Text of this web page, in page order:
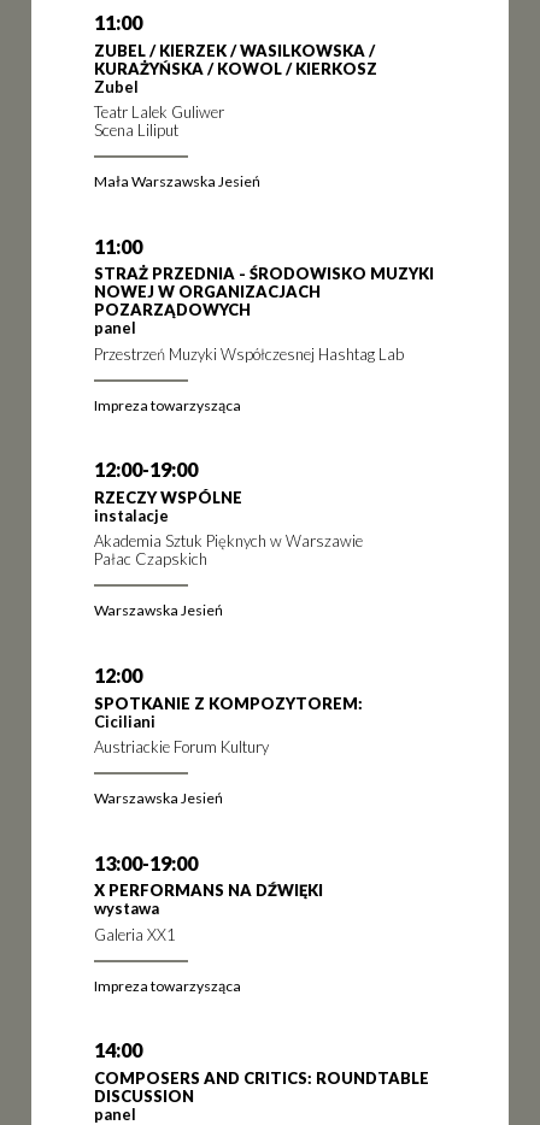
11:00
ZUBEL / KIERZEK / WASILKOWSKA /
KURAŻYŃSKA / KOWOL / KIERKOSZ
Zubel
Teatr Lalek Guliwer
Scena Liliput
Mała Warszawska Jesień
11:00
STRAŻ PRZEDNIA - ŚRODOWISKO MUZYKI
NOWEJ W ORGANIZACJACH
POZARZĄDOWYCH
panel
Przestrzeń Muzyki Współczesnej Hashtag Lab
Impreza towarzysząca
12:00-19:00
RZECZY WSPÓLNE
instalacje
Akademia Sztuk Pięknych w Warszawie
Pałac Czapskich
Warszawska Jesień
12:00
SPOTKANIE Z KOMPOZYTOREM:
Ciciliani
Austriackie Forum Kultury
Warszawska Jesień
13:00-19:00
X PERFORMANS NA DŹWIĘKI
wystawa
Galeria XX1
Impreza towarzysząca
14:00
COMPOSERS AND CRITICS: ROUNDTABLE
DISCUSSION
panel